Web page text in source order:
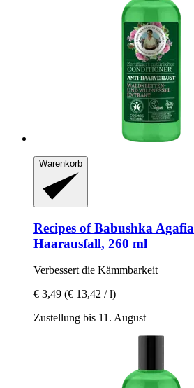
Warenkorb
Recipes of Babushka Agafia
Haarausfall, 260 ml
Verbessert die Kämmbarkeit
€ 3,49 (€ 13,42 / l)
Zustellung bis 11. August